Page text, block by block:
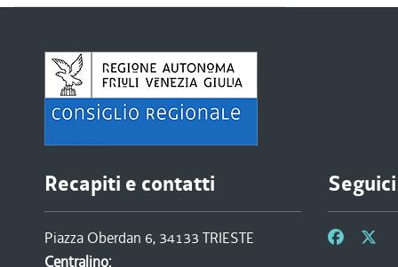
Recapiti e contatti
Piazza Oberdan 6, 34133 TRIESTE
Centralino: